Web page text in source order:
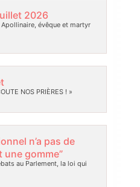
2026
évêque et martyr
NOS PRIÈRES ! »
n’a pas de
une gomme”
au Parlement, la loi qui